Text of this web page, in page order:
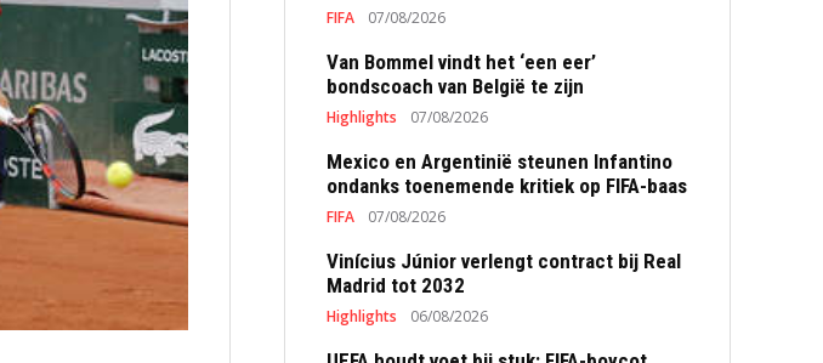
FIFA 07/08/2026
Van Bommel vindt het ‘een eer’
bondscoach van België te zijn
Highlights 07/08/2026
Mexico en Argentinië steunen Infantino
ondanks toenemende kritiek op FIFA-baas
FIFA 07/08/2026
Vinícius Júnior verlengt contract bij Real
Madrid tot 2032
Highlights 06/08/2026